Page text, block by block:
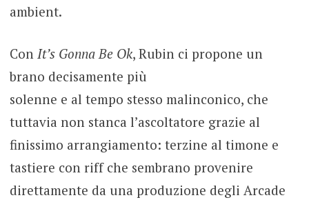
ambient.
Con It’s Gonna Be Ok, Rubin ci propone un
brano decisamente più
solenne e al tempo stesso malinconico, che
tuttavia non stanca l’ascoltatore grazie al
finissimo arrangiamento: terzine al timone e
tastiere con riff che sembrano provenire
direttamente da una produzione degli Arcade